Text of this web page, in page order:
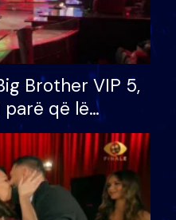
Brother VIP 5,
parë që lë
mundësinë për